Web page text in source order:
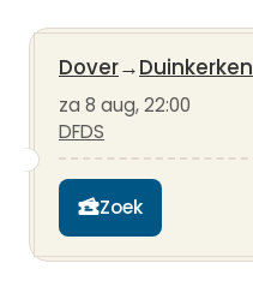
Dover→Duinkerken
za 8 aug, 22:00
DFDS
Zoek